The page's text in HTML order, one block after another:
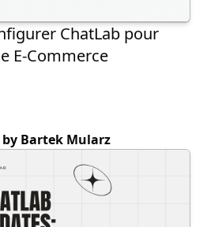
ChatLab pour
E‑Commerce
by Bartek Mularz